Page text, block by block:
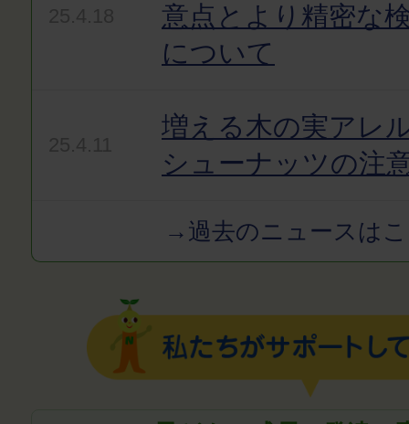
意点とより精密な
について
増える木の実アレ
シューナッツの注
→過去のニュースは